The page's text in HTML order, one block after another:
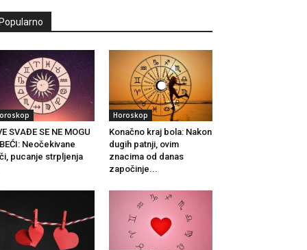
Popularno
SVAĐE SE NE MOGU
Neočekivane
pucanje strpljenja
Horoskop
Konačno kraj bola: Nakon
dugih patnji, ovim
znacima od danas
započinje...